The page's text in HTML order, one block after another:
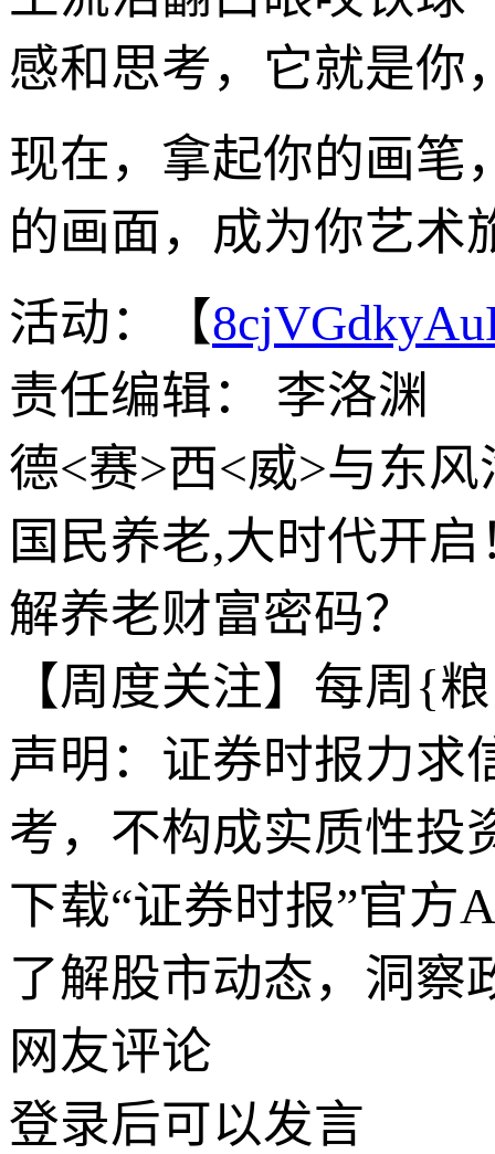
感和思考，它就是你
现在，拿起你的画笔
的画面，成为你艺术
活动：【
责任编辑： 李洛渊
德<赛>西<威>与东
国民养老,大时代开
解养老财富密码？
【周度关注】每周{
声明：证券时报力求
考，不构成实质性投
下载“证券时报”官方
了解股市动态，洞察
网友评论
登录后可以发言